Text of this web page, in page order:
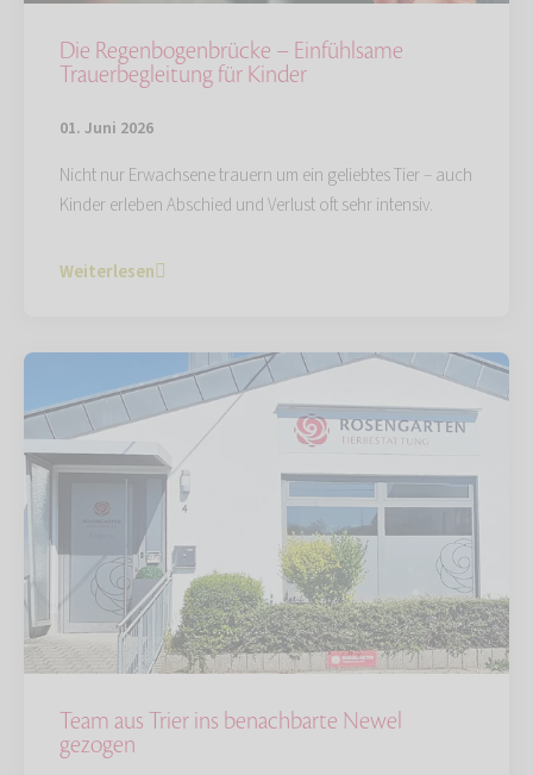
Die Regenbogenbrücke – Einfühlsame
Trauerbegleitung für Kinder
01. Juni 2026
Nicht nur Erwachsene trauern um ein geliebtes Tier – auch
Kinder erleben Abschied und Verlust oft sehr intensiv.
Weiterlesen
Team aus Trier ins benachbarte Newel
gezogen